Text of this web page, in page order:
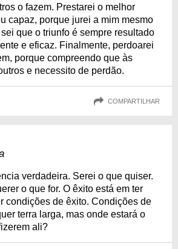
o fazem. Prestarei o melhor
capaz, porque jurei a mim mesmo
que o triunfo é sempre resultado
e eficaz. Finalmente, perdoarei
porque compreendo que às
e necessito de perdão.
COMPARTILHAR
verdadeira. Serei o que quiser.
o que for. O êxito está em ter
condições de êxito. Condições de
terra larga, mas onde estará o
ali?